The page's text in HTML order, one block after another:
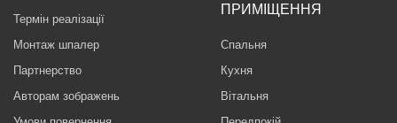
Термін реалізації
Монтаж шпалер
Партнерство
Авторам зображень
ПРИМІЩЕННЯ
Спальня
Кухня
Вітальня